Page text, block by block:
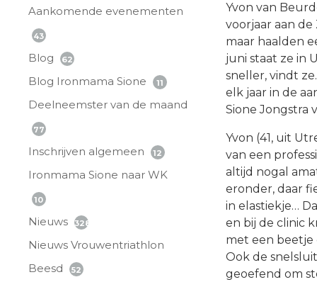
Aankomende evenementen
43
Blog 62
Blog Ironmama Sione 11
Deelneemster van de maand
77
Inschrijven algemeen 12
Ironmama Sione naar WK
10
Nieuws 328
Nieuws Vrouwentriathlon
Beesd
52
Yvon van
voorjaar aan
maar haalden
juni staat ze in
sneller, vindt
elk jaar in de
Sione Jongstra
Yvon (41, uit
van een
altijd nogal
eronder, daar
in elastiekje…
en bij de clinic
met een beetje
Ook de
geoefend om